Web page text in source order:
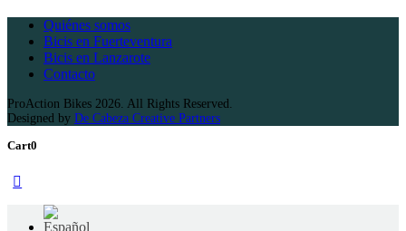
Quiénes somos
Bicis en Fuerteventura
Bicis en Lanzarote
Contacto
ProAction Bikes 2026. All Rights Reserved.
Designed by De Cabeza Creative Partners
Cart0